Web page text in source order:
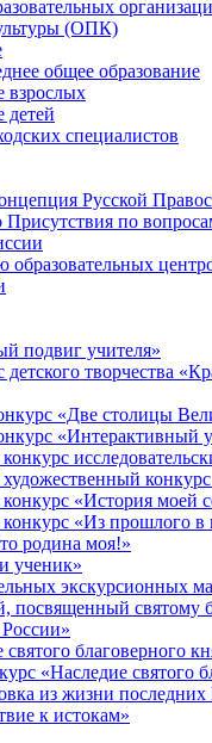
(ОПК)
общее образование
взрослых
детей
специалистов
Русской
по
образовательных
подвиг учителя»
творчества
«Две столицы
«Интерактивный
конкурс
«История моей
«Из прошлого в
родина моя!»
ученик»
экскурсионных
посвященный святому
благоверного
«Наследие святого
из жизни
к истокам»